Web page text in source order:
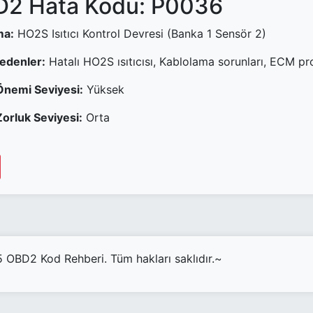
Hata Kodu: P0036
HO2S Isıtıcı Kontrol Devresi (Banka 1 Sensör 2)
Hatalı HO2S ısıtıcısı, Kablolama sorunları, ECM
Seviyesi: Yüksek
Seviyesi: Orta
Kod Rehberi. Tüm hakları saklıdır.~